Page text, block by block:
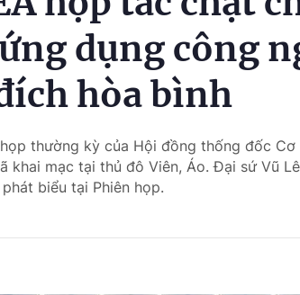
dụng công
hòa bình
thường kỳ của Hội đồng thống đốc Cơ
khai mạc tại thủ đô Viên, Áo. Đại sứ Vũ
biểu tại Phiên họp.